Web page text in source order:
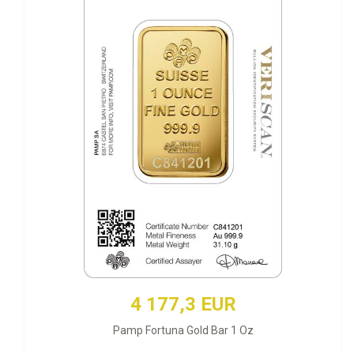
4 177,3 EUR
Pamp Fortuna Gold Bar 1 Oz